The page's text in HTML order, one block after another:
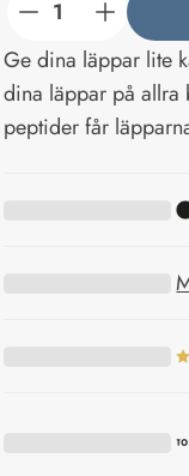
counter_current
Ge dina läppar lite
dina läppar på allra
peptider får